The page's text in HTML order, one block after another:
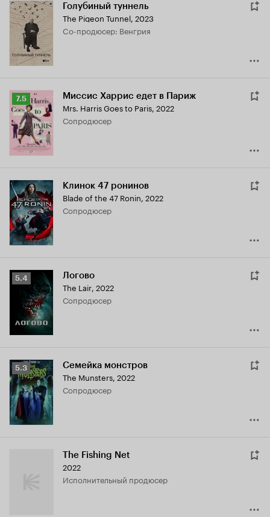
Голубиный туннель
The Pigeon Tunnel, 2023
Co-продюсер: Венгрия
Рейтинг
Кинопоиска
7.5
7.5 Миссис Харрис едет в Париж
Mrs. Harris Goes to Paris, 2022
сопродюсер
Клинок 47 ронинов
Blade of the 47 Ronin, 2022
сопродюсер
Рейтинг
Кинопоиска
5.4
5.4 Логово
The Lair, 2022
сопродюсер
Рейтинг
Кинопоиска
5.3
5.3 Семейка монстров
The Munsters, 2022
сопродюсер
The Fishing Net
2022
исполнительный продюсер